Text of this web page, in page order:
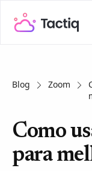
Blog Zoom
Como
para